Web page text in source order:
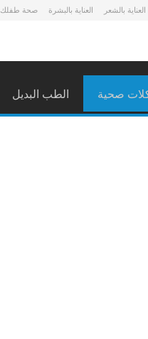
العناية بالشعر العناية بالبشرة صحة طفلك
صحية الطب البديل